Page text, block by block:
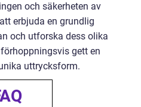
och säkerheten av
erbjuda en grundlig
och utforska dess olika
gett en
uttrycksform.